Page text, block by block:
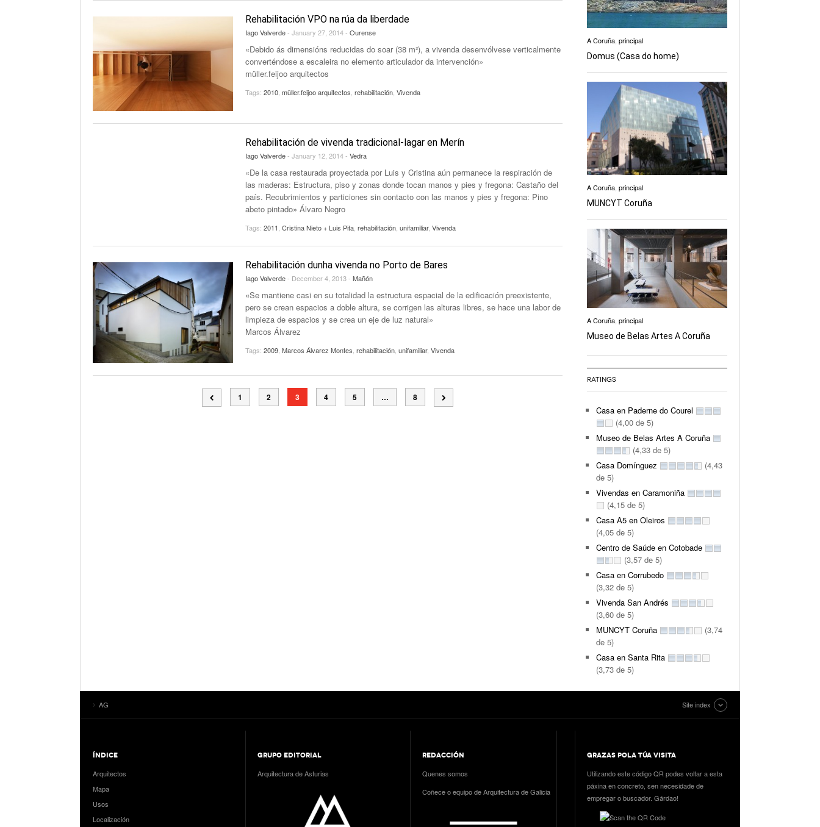
Rehabilitación VPO na rúa da liberdade
Iago Valverde- January 27, 2014 - Ourense
«Debido ás dimensións reducidas do soar (38 m²), a vivenda desenvólvese verticalmente
converténdose a escaleira no elemento articulador da intervención»
müller.feijoo arquitectos
Tags: 2010, müller.feijoo arquitectos, rehabilitación, Vivenda
Rehabilitación de vivenda tradicional-lagar en Merín
Iago Valverde- January 12, 2014 - Vedra
«De la casa restaurada proyectada por Luis y Cristina aún permanece la respiración de
las maderas: Estructura, piso y zonas donde tocan manos y pies y fregona: Castaño del
país. Recubrimientos y particiones sin contacto con las manos y pies y fregona: Pino
abeto pintado» Álvaro Negro
Tags: 2011, Cristina Nieto + Luis Pita, rehabilitación, unifamiliar, Vivenda
Rehabilitación dunha vivenda no Porto de Bares
Iago Valverde- December 4, 2013 - Mañón
«Se mantiene casi en su totalidad la estructura espacial de la edificación preexistente,
pero se crean espacios a doble altura, se corrigen las alturas libres, se hace una labor de
limpieza de espacios y se crea un eje de luz natural»
Marcos Álvarez
Tags: 2009, Marcos Álvarez Montes, rehabilitación, unifamiliar, Vivenda
1 2 3 4 5 … 8
A Coruña, principal
Domus (Casa do home)
A Coruña principal
MUNCYT Coruña
A Coruña principal
Museo de Belas Artes A Coruña
RATINGS
Casa en Paderne do Courel
(4,00 de 5)
Museo de Belas Artes A Coruña
(4,33 de 5)
Casa Domínguez
(4,43
de 5)
Vivendas en Caramoniña
(4,15 de 5)
Casa A5 en Oleiros
(4,05 de 5)
Centro de Saúde en Cotobade
(3,57 de 5)
Casa en Corrubedo
(3,32 de 5)
Vivenda San Andrés
(3,60 de 5)
MUNCYT Coruña
(3,74
de 5)
Casa en Santa Rita
(3,73 de 5)
AG Site index
ÍNDICE
Arquitectos
Mapa
Usos
Localización
GRUPO EDITORIAL
Arquitectura de Asturias
REDACCIÓN
Quenes somos
Coñece o equipo de Arquitectura de Galicia
GRAZAS POLA TÚA VISITA
Utilizando este código QR podes voltar a esta
páxina en concreto, sen necesidade de
empregar o buscador. Gárdao!